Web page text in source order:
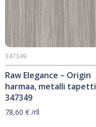
Raw Elegance – Origin
harmaa, metalli tapetti
347349
347349
78,60 € /rll